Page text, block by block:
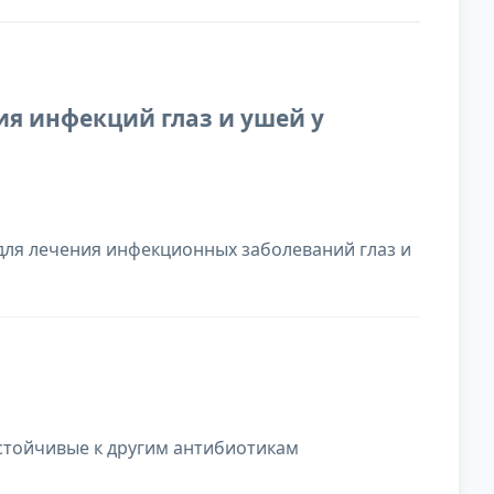
инфекций глаз и ушей у
лечения инфекционных заболеваний глаз и
к другим антибиотикам